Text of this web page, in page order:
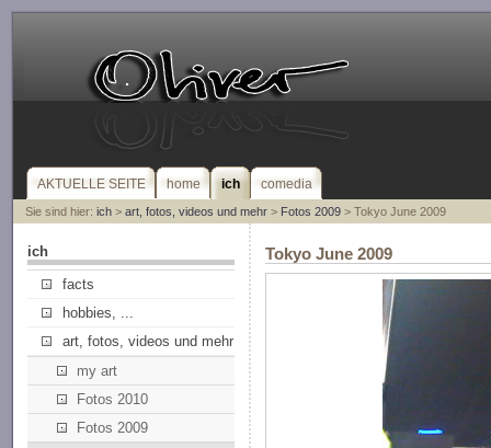
AKTUELLE SEITE home ich comedia
Sie sind hier: ich> art, fotos, videos und mehr> Fotos 2009> Tokyo June 2009
ich
facts
hobbies, ...
art, fotos, videos und mehr
my art
Fotos 2010
Fotos 2009
Tokyo June 2009